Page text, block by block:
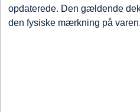
opdaterede. Den gældende
den fysiske mærkning på varen.